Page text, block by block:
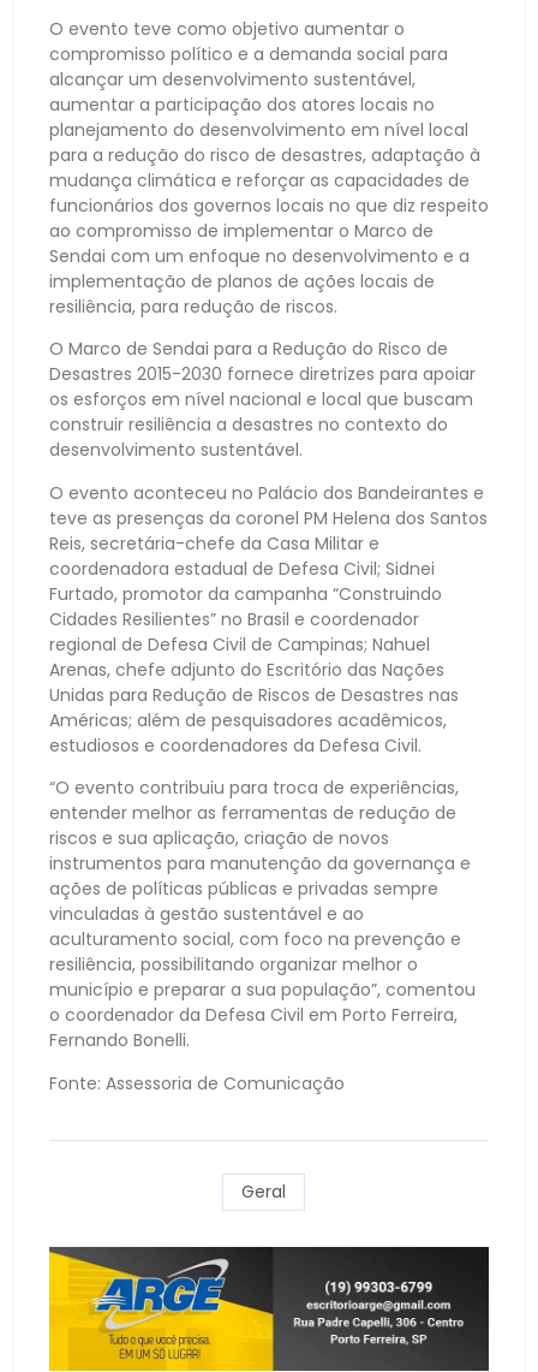
O evento teve como objetivo aumentar o
compromisso político e a demanda social para
alcançar um desenvolvimento sustentável,
aumentar a participação dos atores locais no
planejamento do desenvolvimento em nível local
para a redução do risco de desastres, adaptação à
mudança climática e reforçar as capacidades de
funcionários dos governos locais no que diz respeito
ao compromisso de implementar o Marco de
Sendai com um enfoque no desenvolvimento e a
implementação de planos de ações locais de
resiliência, para redução de riscos.
O Marco de Sendai para a Redução do Risco de
Desastres 2015-2030 fornece diretrizes para apoiar
os esforços em nível nacional e local que buscam
construir resiliência a desastres no contexto do
desenvolvimento sustentável.
O evento aconteceu no Palácio dos Bandeirantes e
teve as presenças da coronel PM Helena dos Santos
Reis, secretária-chefe da Casa Militar e
coordenadora estadual de Defesa Civil; Sidnei
Furtado, promotor da campanha “Construindo
Cidades Resilientes” no Brasil e coordenador
regional de Defesa Civil de Campinas; Nahuel
Arenas, chefe adjunto do Escritório das Nações
Unidas para Redução de Riscos de Desastres nas
Américas; além de pesquisadores acadêmicos,
estudiosos e coordenadores da Defesa Civil.
“O evento contribuiu para troca de experiências,
entender melhor as ferramentas de redução de
riscos e sua aplicação, criação de novos
instrumentos para manutenção da governança e
ações de políticas públicas e privadas sempre
vinculadas à gestão sustentável e ao
aculturamento social, com foco na prevenção e
resiliência, possibilitando organizar melhor o
município e preparar a sua população”, comentou
o coordenador da Defesa Civil em Porto Ferreira,
Fernando Bonelli.
Fonte: Assessoria de Comunicação
Geral